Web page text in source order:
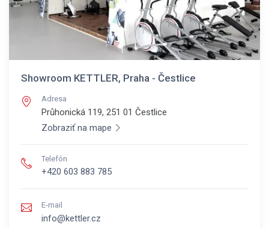
Showroom KETTLER, Praha - Čestlice
Adresa
Průhonická 119, 251 01 Čestlice
Zobraziť na mape
Telefón
+420 603 883 785
E-mail
info@kettler.cz